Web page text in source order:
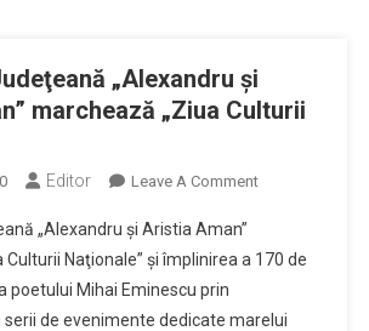
„Alexandru şi
marchează „Ziua Culturii
Editor Leave A CommentOn
„Alexandru
Aristia
„Alexandru şi Aristia Aman”
Naţionale” şi împlinirea a 170 de
poetului Mihai Eminescu prin
de evenimente dedicate marelui